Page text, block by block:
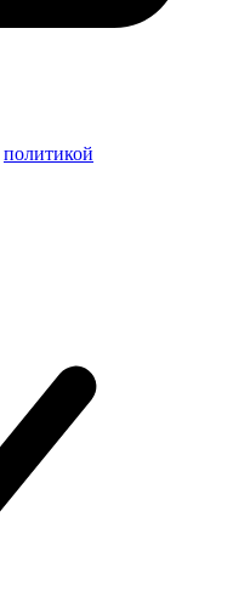
политикой